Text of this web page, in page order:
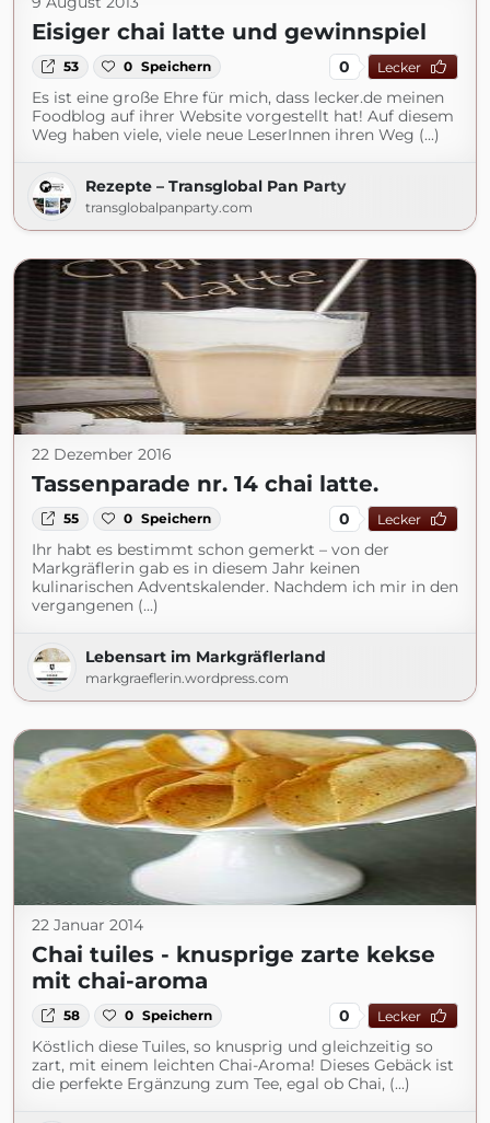
Eisiger chai latte und gewinnspiel
53 0 Speichern 0 Lecker
Es ist eine große Ehre für mich, dass lecker.de meinen
Foodblog auf ihrer Website vorgestellt hat! Auf diesem
Weg haben viele, viele neue LeserInnen ihren Weg (...)
Rezepte – Transglobal Pan Party
transglobalpanparty.com
22 Dezember 2016
Tassenparade nr. 14 chai latte.
55 0 Speichern 0 Lecker
Ihr habt es bestimmt schon gemerkt – von der
Markgräflerin gab es in diesem Jahr keinen
kulinarischen Adventskalender. Nachdem ich mir in den
vergangenen (...)
Lebensart im Markgräflerland
markgraeflerin.wordpress.com
22 Januar 2014
Chai tuiles - knusprige zarte kekse
mit chai-aroma
58 0 Speichern 0 Lecker
Köstlich diese Tuiles, so knusprig und gleichzeitig so
zart, mit einem leichten Chai-Aroma! Dieses Gebäck ist
die perfekte Ergänzung zum Tee, egal ob Chai, (...)